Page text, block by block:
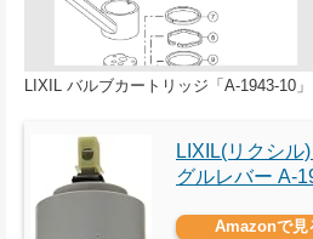
LIXIL バルブカートリッジ「A-1943-10
LIXIL(リクシル
グルレバー A-
Amazonで見